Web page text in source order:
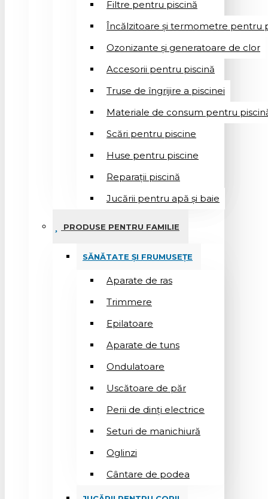
Filtre pentru piscină
Încălzitoare și termometre pentru
Ozonizante și generatoare de clor
Accesorii pentru piscină
Truse de îngrijire a piscinei
Materiale de consum pentru
Scări pentru piscine
Huse pentru piscine
Reparații piscină
Jucării pentru apă și baie
PRODUSE PENTRU FAMILIE
SĂNĂTATE ȘI FRUMUSEȚE
Aparate de ras
Trimmere
Epilatoare
Aparate de tuns
Ondulatoare
Uscătoare de păr
Perii de dinți electrice
Seturi de manichiură
Oglinzi
Cântare de podea